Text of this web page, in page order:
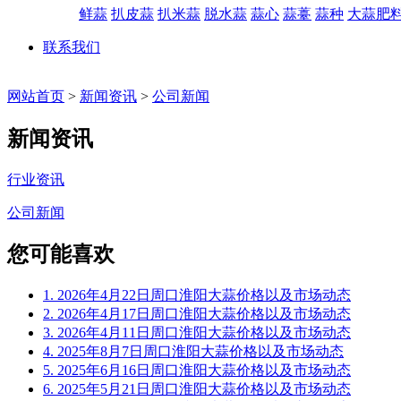
鲜蒜 扒皮蒜 扒米蒜 脱水蒜 蒜心 蒜薹 蒜种 大蒜肥
联系我们
网站首页 > 新闻资讯 > 公司新闻
新闻资讯
行业资讯
公司新闻
您可能喜欢
1. 2026年4月22日周口淮阳大蒜价格以及市场动态
2. 2026年4月17日周口淮阳大蒜价格以及市场动态
3. 2026年4月11日周口淮阳大蒜价格以及市场动态
4. 2025年8月7日周口淮阳大蒜价格以及市场动态
5. 2025年6月16日周口淮阳大蒜价格以及市场动态
6. 2025年5月21日周口淮阳大蒜价格以及市场动态